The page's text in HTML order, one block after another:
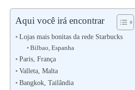
Aqui você irá encontrar
Lojas mais bonitas da rede Starbucks
Bilbao, Espanha
Paris, França
Valleta, Malta
Bangkok, Tailândia